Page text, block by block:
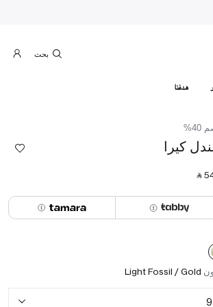
هدفنا
كيرا
⃁
Light Fossil / Gold
9